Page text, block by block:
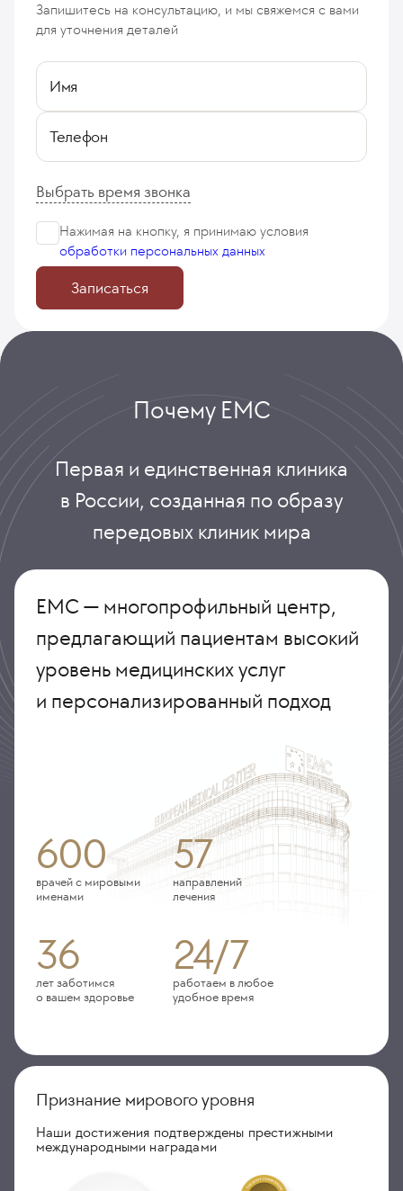
Запишитесь на консультацию, и мы свяжемся с вами
для уточнения деталей
Имя
Телефон
Выбрать время звонка
Нажимая на кнопку, я принимаю условия
обработки персональных данных
Записаться
Почему ЕМС
Первая и единственная клиника
в России, созданная по образу
передовых клиник мира
ЕМС — многопрофильный центр,
предлагающий пациентам высокий
уровень медицинских услуг
и персонализированный подход
600
врачей с мировыми
именами
57
направлений
лечения
36
лет заботимся
о вашем здоровье
24/7
работаем в любое
удобное время
Признание мирового уровня
Наши достижения подтверждены престижными
международными наградами